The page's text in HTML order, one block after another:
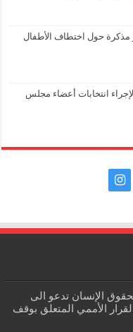
مذكرة حول اختطاف الأطفال
تحديد يوم 23 شتنبر 2026 لإجراء انتخابات أعضاء مجلس
الإنسان تدعو الى
الأممي المتعلق بوقف